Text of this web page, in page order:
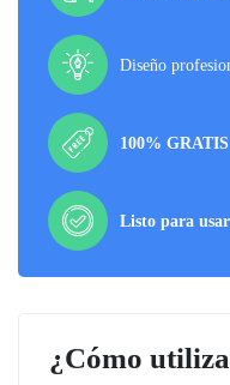
Diseño
100% GRATIS
Listo para usar
¿Cómo